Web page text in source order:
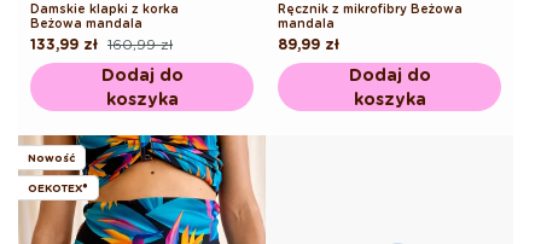
Damskie klapki z korka
Beżowa mandala
Cena
regularna
160,99 zł
Cena
promocyjna
133,99 zł
Dodaj do
koszyka
Ręcznik z mikrofibry Beżowa
mandala
Cena
regularna
89,99 zł
Dodaj do
koszyka
Nowość
OEKOTEX®